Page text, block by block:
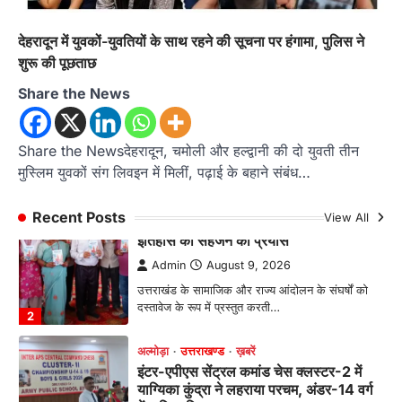
देहरादून में युवकों-युवतियों के साथ रहने की सूचना पर हंगामा, पुलिस ने
शुरू की पूछताछ
Share the News
Share the Newsदेहरादून, चमोली और हल्द्वानी की दो युवती तीन
मुस्लिम युवकों संग लिवइन में मिलीं, पढ़ाई के बहाने संबंध…
Recent Posts View All
2
तुला सिंह तड़ियाल की पुस्तक ‘संघर्षों भरा
सफर’ का भव्य विमोचन, जन आंदोलनों के
उत्तराखंड के सामाजिक और राज्य आंदोलन के संघर्षों को
दस्तावेज के रूप में प्रस्तुत करती…
3
अल्मोड़ा उत्तराखण्ड
याग्यिका कुंद्रा ने लहराया परचम, अंडर-14 वर्ग
में हासिल किया प्रथम स्थान
Admin August 8, 2026
रानीखेत। आर्मी पब्लिक स्कूल रानीखेत की प्रतिभाशाली
छात्रा याग्यिका कुंद्रा ने अपनी शानदार शतरंज प्रतिभा…
उत्तराखण्ड कुमाऊं ख़बरें
हल्द्वानी में खड़गे का हुंकार, नौकरियों से लेकर
संविधान और भ्रष्टाचार तक भाजपा को घेरा